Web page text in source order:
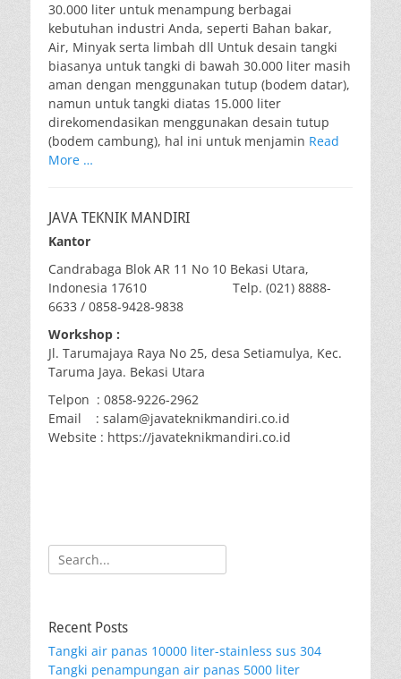
30.000 liter untuk menampung berbagai
kebutuhan industri Anda, seperti Bahan bakar,
Air, Minyak serta limbah dll Untuk desain tangki
biasanya untuk tangki di bawah 30.000 liter masih
aman dengan menggunakan tutup (bodem datar),
namun untuk tangki diatas 15.000 liter
direkomendasikan menggunakan desain tutup
(bodem cambung), hal ini untuk menjamin Read
More …
JAVA TEKNIK MANDIRI
Kantor
Candrabaga Blok AR 11 No 10 Bekasi Utara,
Indonesia 17610 Telp. (021) 8888-
6633 / 0858-9428-9838
Workshop :
Jl. Tarumajaya Raya No 25, desa Setiamulya, Kec.
Taruma Jaya. Bekasi Utara
Telpon : 0858-9226-2962
Email : salam@javateknikmandiri.co.id
Website : https://javateknikmandiri.co.id
Search
for:
Recent Posts
Tangki air panas 10000 liter-stainless sus 304
Tangki penampungan air panas 5000 liter